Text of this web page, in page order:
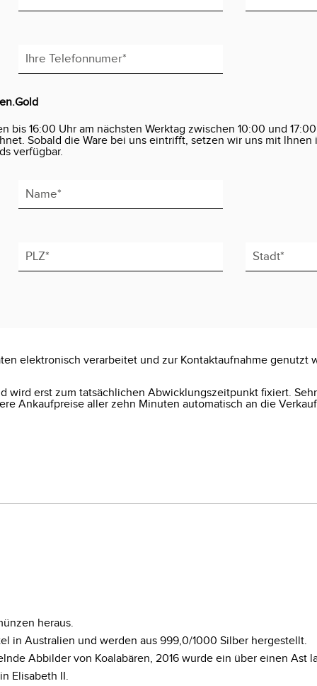
bis 16:00 Uhr am nächsten Werktag zwischen 10:00 und
Sobald die Ware bei uns eintrifft, setzen wir uns mit
verfügbar.
elektronisch verarbeitet und zur Kontaktaufnahme genutzt
wird erst zum tatsächlichen Abwicklungszeitpunkt fixiert.
Ankaufpreise aller zehn Minuten automatisch an die
heraus.
in Australien und werden aus 999,0/1000 Silber hergestellt.
Abbilder von Koalabären, 2016 wurde ein über einen Ast
Elisabeth II.